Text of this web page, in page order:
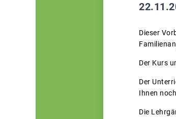
Dieser
Der Kurs
Der
Ihnen
Die